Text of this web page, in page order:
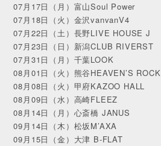
07月17日（月）富山Soul Power
07月18日（火）金沢vanvanV4
07月22日（土）長野LIVE HOUSE J
07月23日（日）新潟CLUB RIVERST
07月31日（月）千葉LOOK
08月01日（火）熊谷HEAVEN’S ROCK
08月08日（火）甲府KAZOO HALL
08月09日（水）高崎FLEEZ
08月14日（月）心斎橋 JANUS
09月14日（木）松坂M’AXA
09月15日（金）大津 B-FLAT